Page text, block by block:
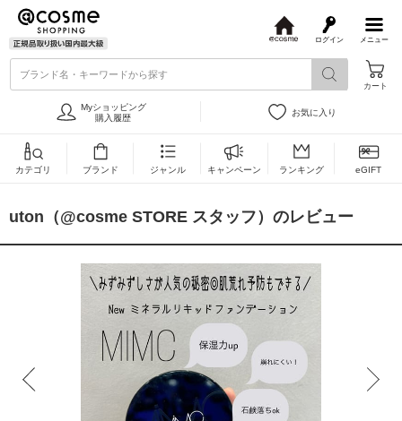
メニュー
ログイン
s
ブランド名・キーワードから探す
カート
Myショッピング
購入履歴
お気に入り
カテゴリ ブランド ジャンル キャンペーン ランキング eGIFT
uton（@cosme STORE スタッフ）のレビュー